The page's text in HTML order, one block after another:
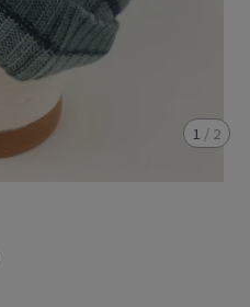
1 / 2